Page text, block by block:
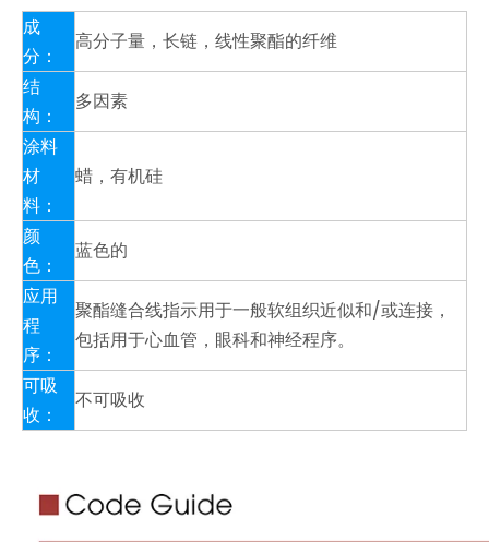
成
分：
高分子量，长链，线性聚酯的纤维
结
构：
多因素
涂料
材
料：
蜡，有机硅
颜
色：
蓝色的
应用
程
序：
聚酯缝合线指示用于一般软组织近似和/或连接，
包括用于心血管，眼科和神经程序。
可吸
收：
不可吸收